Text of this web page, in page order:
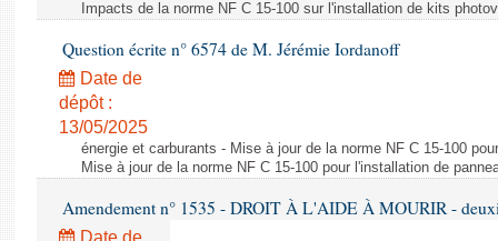
Impacts de la norme NF C 15-100 sur l'installation de kits
Question écrite n° 6574 de M. Jérémie Iordanoff
Date de
dépôt :
13/05/2025
énergie et carburants - Mise à jour de la norme NF C 15-100
Mise à jour de la norme NF C 15-100 pour l'installation de
Amendement n° 1535 - DROIT À L'AIDE À MOURIR -
Date de